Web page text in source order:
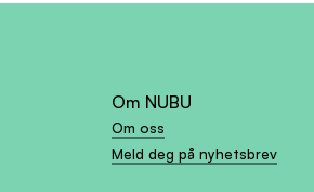
Om NUBU
Om oss
Meld deg på nyhetsbrev